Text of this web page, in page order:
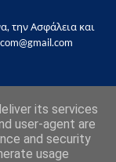
την Ασφάλεια και
|enoplos.gr
its services
user-agent are
and security
usage